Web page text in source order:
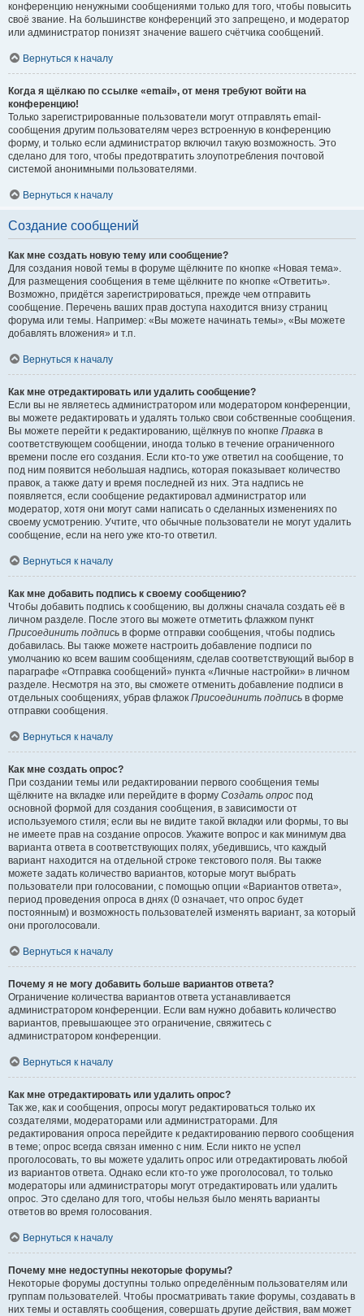
конференцию ненужными сообщениями только для того, чтобы повысить
своё звание. На большинстве конференций это запрещено, и модератор
или администратор понизят значение вашего счётчика сообщений.
Вернуться к началу
Когда я щёлкаю по ссылке «email», от меня требуют войти на
конференцию!
Только зарегистрированные пользователи могут отправлять email-
сообщения другим пользователям через встроенную в конференцию
форму, и только если администратор включил такую возможность. Это
сделано для того, чтобы предотвратить злоупотребления почтовой
системой анонимными пользователями.
Вернуться к началу
Создание сообщений
Как мне создать новую тему или сообщение?
Для создания новой темы в форуме щёлкните по кнопке «Новая тема».
Для размещения сообщения в теме щёлкните по кнопке «Ответить».
Возможно, придётся зарегистрироваться, прежде чем отправить
сообщение. Перечень ваших прав доступа находится внизу страниц
форума или темы. Например: «Вы можете начинать темы», «Вы можете
добавлять вложения» и т.п.
Вернуться к началу
Как мне отредактировать или удалить сообщение?
Если вы не являетесь администратором или модератором конференции,
вы можете редактировать и удалять только свои собственные сообщения.
Вы можете перейти к редактированию, щёлкнув по кнопке Правка в
соответствующем сообщении, иногда только в течение ограниченного
времени после его создания. Если кто-то уже ответил на сообщение, то
под ним появится небольшая надпись, которая показывает количество
правок, а также дату и время последней из них. Эта надпись не
появляется, если сообщение редактировал администратор или
модератор, хотя они могут сами написать о сделанных изменениях по
своему усмотрению. Учтите, что обычные пользователи не могут удалить
сообщение, если на него уже кто-то ответил.
Вернуться к началу
Как мне добавить подпись к своему сообщению?
Чтобы добавить подпись к сообщению, вы должны сначала создать её в
личном разделе. После этого вы можете отметить флажком пункт
Присоединить подпись в форме отправки сообщения, чтобы подпись
добавилась. Вы также можете настроить добавление подписи по
умолчанию ко всем вашим сообщениям, сделав соответствующий выбор в
параграфе «Отправка сообщений» пункта «Личные настройки» в личном
разделе. Несмотря на это, вы сможете отменить добавление подписи в
отдельных сообщениях, убрав флажок Присоединить подпись в форме
отправки сообщения.
Вернуться к началу
Как мне создать опрос?
При создании темы или редактировании первого сообщения темы
щёлкните на вкладке или перейдите в форму Создать опрос под
основной формой для создания сообщения, в зависимости от
используемого стиля; если вы не видите такой вкладки или формы, то вы
не имеете прав на создание опросов. Укажите вопрос и как минимум два
варианта ответа в соответствующих полях, убедившись, что каждый
вариант находится на отдельной строке текстового поля. Вы также
можете задать количество вариантов, которые могут выбрать
пользователи при голосовании, с помощью опции «Вариантов ответа»,
период проведения опроса в днях (0 означает, что опрос будет
постоянным) и возможность пользователей изменять вариант, за который
они проголосовали.
Вернуться к началу
Почему я не могу добавить больше вариантов ответа?
Ограничение количества вариантов ответа устанавливается
администратором конференции. Если вам нужно добавить количество
вариантов, превышающее это ограничение, свяжитесь с
администратором конференции.
Вернуться к началу
Как мне отредактировать или удалить опрос?
Так же, как и сообщения, опросы могут редактироваться только их
создателями, модераторами или администраторами. Для
редактирования опроса перейдите к редактированию первого сообщения
в теме; опрос всегда связан именно с ним. Если никто не успел
проголосовать, то вы можете удалить опрос или отредактировать любой
из вариантов ответа. Однако если кто-то уже проголосовал, то только
модераторы или администраторы могут отредактировать или удалить
опрос. Это сделано для того, чтобы нельзя было менять варианты
ответов во время голосования.
Вернуться к началу
Почему мне недоступны некоторые форумы?
Некоторые форумы доступны только определённым пользователям или
группам пользователей. Чтобы просматривать такие форумы, создавать в
них темы и оставлять сообщения, совершать другие действия, вам может